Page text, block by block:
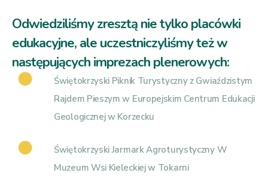
Odwiedziliśmy zresztą nie tylko placówki
edukacyjne, ale uczestniczyliśmy też w
następujących imprezach plenerowych:
Świętokrzyski Piknik Turystyczny z Gwiaździstym
Rajdem Pieszym w Europejskim Centrum Edukacji
Geologicznej w Korzecku
Świętokrzyski Jarmark Agroturystyczny W
Muzeum Wsi Kieleckiej w Tokarni